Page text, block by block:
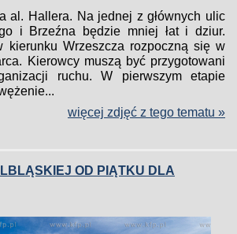
al. Hallera. Na jednej z głównych ulic
i Brzeźna będzie mniej łat i dziur.
kierunku Wrzeszcza rozpoczną się w
Kierowcy muszą być przygotowani
ruchu. W pierwszym etapie
więcej zdjęć z tego tematu »
OD PIĄTKU DLA